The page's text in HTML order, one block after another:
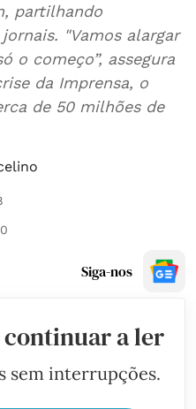
partilhando
"Vamos alargar
o começo”, assegura
da Imprensa, o
de 50 milhões de
Siga-nos
continuar a ler
sem interrupções.